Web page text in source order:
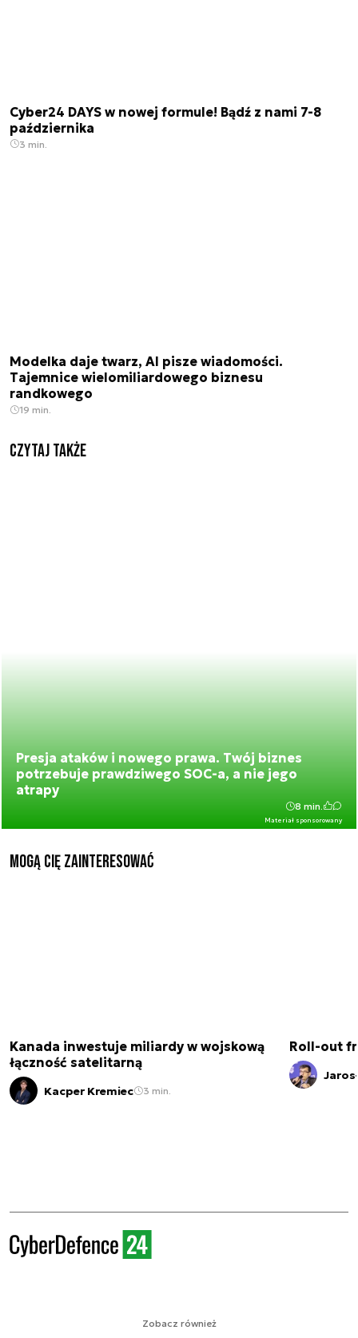
Cyber24 DAYS w nowej formule! Bądź z nami 7-8
października
3 min.
Modelka daje twarz, AI pisze wiadomości.
Tajemnice wielomiliardowego biznesu
randkowego
19 min.
Czytaj także
Presja ataków i nowego prawa. Twój biznes
potrzebuje prawdziwego SOC-a, a nie jego
atrapy
Materiał sponsorowany
8 min.
Mogą Cię zainteresować
Kanada inwestuje miliardy w wojskową
łączność satelitarną
Kacper Kremiec 3 min.
Roll-out
Zobacz również